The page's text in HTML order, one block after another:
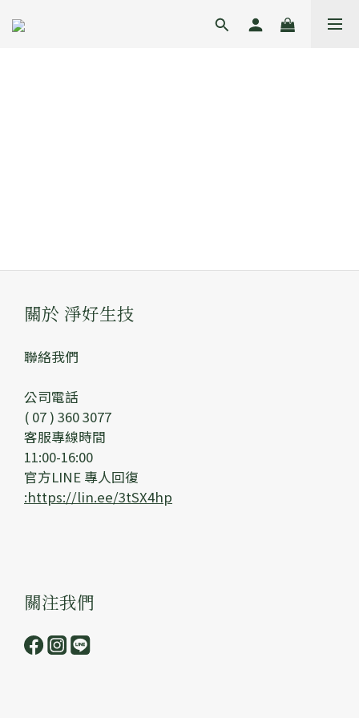
關於 淨好生技
聯絡我們
公司電話
( 07 ) 360 3077
客服專線時間
11:00-16:00
官方LINE 專人回復
:https://lin.ee/3tSX4hp
關注我們